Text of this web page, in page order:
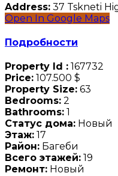
Address: 37 Tskneti
Open In Google Maps
Подробности
Property Id : 167732
Price: 107.500 $
Property Size: 63
Bedrooms: 2
Bathrooms: 1
Статус дома: Новый
Этаж: 17
Район: Багеби
Всего этажей: 19
Ремонт: Новый